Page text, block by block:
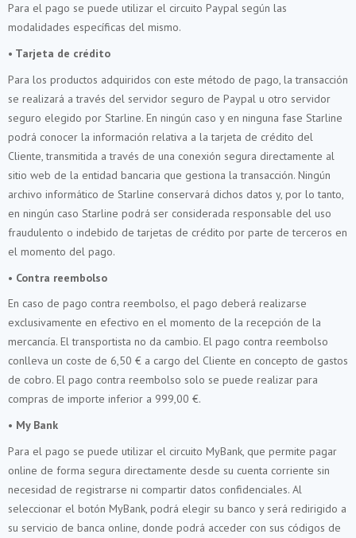
Para el pago se puede utilizar el circuito Paypal según las
modalidades específicas del mismo.
• Tarjeta de crédito
Para los productos adquiridos con este método de pago, la transacción
se realizará a través del servidor seguro de Paypal u otro servidor
seguro elegido por Starline. En ningún caso y en ninguna fase Starline
podrá conocer la información relativa a la tarjeta de crédito del
Cliente, transmitida a través de una conexión segura directamente al
sitio web de la entidad bancaria que gestiona la transacción. Ningún
archivo informático de Starline conservará dichos datos y, por lo tanto,
en ningún caso Starline podrá ser considerada responsable del uso
fraudulento o indebido de tarjetas de crédito por parte de terceros en
el momento del pago.
• Contra reembolso
En caso de pago contra reembolso, el pago deberá realizarse
exclusivamente en efectivo en el momento de la recepción de la
mercancía. El transportista no da cambio. El pago contra reembolso
conlleva un coste de 6,50 € a cargo del Cliente en concepto de gastos
de cobro. El pago contra reembolso solo se puede realizar para
compras de importe inferior a 999,00 €.
• My Bank
Para el pago se puede utilizar el circuito MyBank, que permite pagar
online de forma segura directamente desde su cuenta corriente sin
necesidad de registrarse ni compartir datos confidenciales. Al
seleccionar el botón MyBank, podrá elegir su banco y será redirigido a
su servicio de banca online, donde podrá acceder con sus códigos de